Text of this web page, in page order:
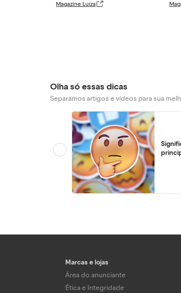
Magazine Luiza
Olha só essas dicas
Separamos artigos e vídeos para sua
Marcas e lojas
Área do anunciante
Ética e Integridade